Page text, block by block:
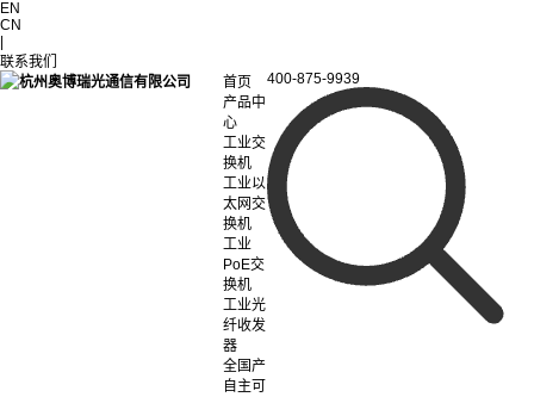
EN
CN
联系我们
首页
产品中
心
工业交
换机
工业以
太网交
换机
工业
PoE交
换机
工业光
纤收发
器
全国产
自主可
400-875-9939